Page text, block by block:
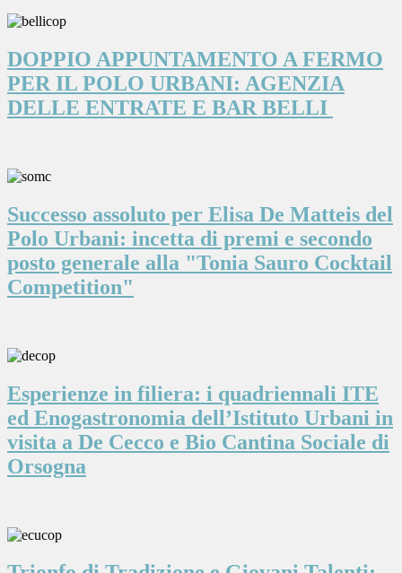
DOPPIO APPUNTAMENTO A FERMO
PER IL POLO URBANI: AGENZIA
DELLE ENTRATE E BAR BELLI
Successo assoluto per Elisa De Matteis del
Polo Urbani: incetta di premi e secondo
posto generale alla "Tonia Sauro Cocktail
Competition"
Esperienze in filiera: i quadriennali ITE
ed Enogastronomia dell’Istituto Urbani in
visita a De Cecco e Bio Cantina Sociale di
Orsogna